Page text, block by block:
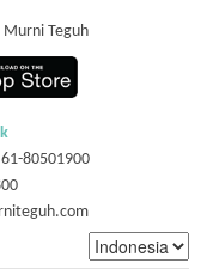
Murni Teguh
80501900